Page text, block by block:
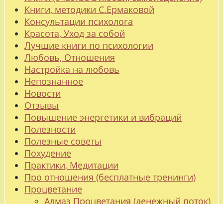
Книги, методики С.Ермаковой
Консультации психолога
Красота, Уход за собой
Лучшие книги по психологии
Любовь, Отношения
Настройка на любовь
Непознанное
Новости
Отзывы
Повышение энергетики и вибраций
Полезности
Полезные советы
Похудение
Практики, Медитации
Про отношения (бесплатные тренинги)
Процветание
Алмаз Процветания (денежный поток)